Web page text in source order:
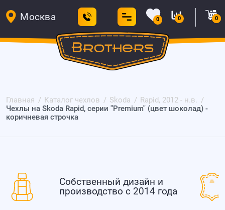
Москва 0 0 0
Главная Каталог чехлов Skoda
Rapid, 2012 - н.в.
Чехлы на Skoda Rapid, серии "Premium" (цвет шоколад) -
коричневая строчка
Собственный дизайн и
производство с 2014 года